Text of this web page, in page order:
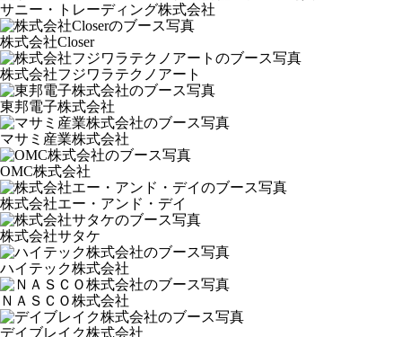
サニー・トレーディング株式会社
株式会社Closer
株式会社フジワラテクノアート
東邦電子株式会社
マサミ産業株式会社
OMC株式会社
株式会社エー・アンド・デイ
株式会社サタケ
ハイテック株式会社
ＮＡＳＣＯ株式会社
デイブレイク株式会社